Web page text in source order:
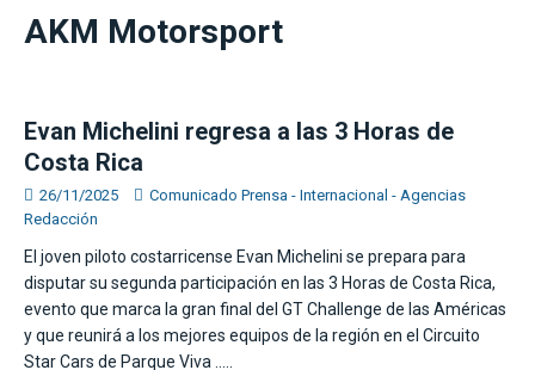
AKM Motorsport
Evan Michelini regresa a las 3 Horas de
Costa Rica
26/11/2025
Comunicado Prensa - Internacional - Agencias
Redacción
El joven piloto costarricense Evan Michelini se prepara para
disputar su segunda participación en las 3 Horas de Costa Rica,
evento que marca la gran final del GT Challenge de las Américas
y que reunirá a los mejores equipos de la región en el Circuito
Star Cars de Parque Viva